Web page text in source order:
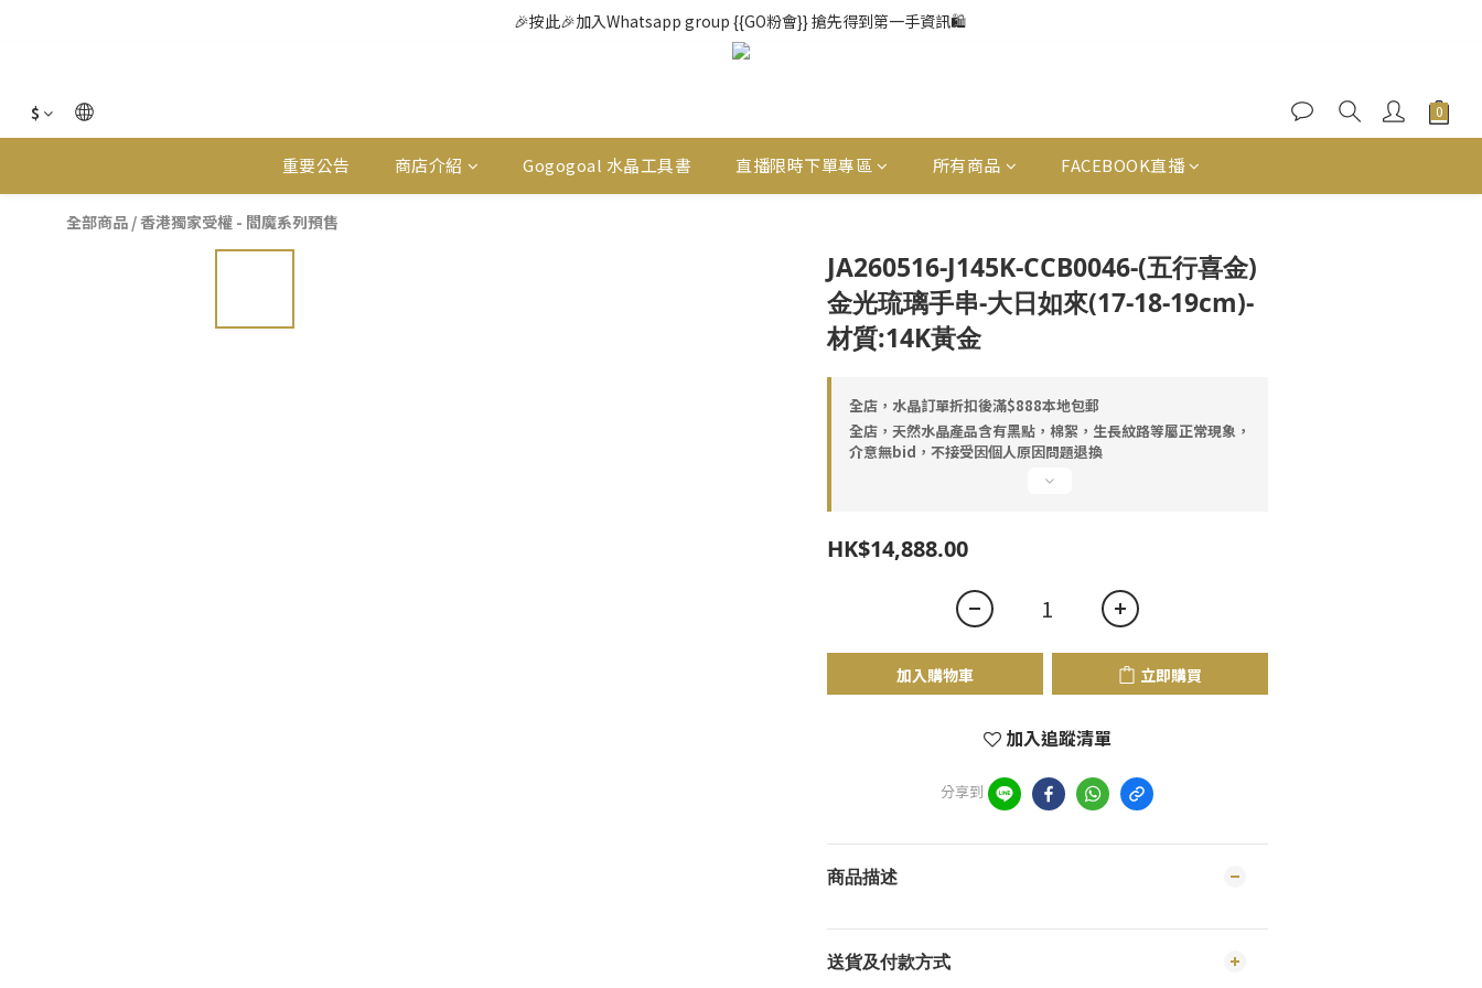
🎉按此🎉加入Whatsapp group {{GO粉會}} 搶先得到第一手資訊🛍️
$
重要公告 商店介紹 Gogogoal 水晶工具書 直播限時下單專區 所有商品 FACEBOOK直播
全部商品 /香港獨家受權 - 閻魔系列預售
JA260516-J145K-CCB0046-(五行喜金)
金光琉璃手串-大日如來(17-18-19cm)-
材質:14K黃金
全店，水晶訂單折扣後滿$888本地包郵
全店，天然水晶產品含有黑點，棉絮，生長紋路等屬正常現象，
介意無bid，不接受因個人原因問題退換
HK$14,888.00
加入購物車 立即購買
加入追蹤清單
分享到
商品描述
送貨及付款方式